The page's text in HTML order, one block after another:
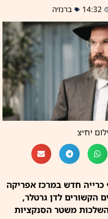
14:32 ברנז׳ה
יח״צ
חדש במרכז אפריקה
הקשורים לדן גרטלר,
משטר הסנקציות